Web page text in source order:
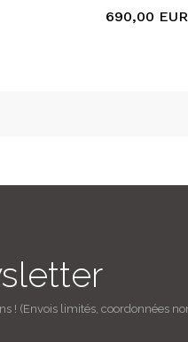
690,00 EUR
! (Envois limités, coordonnées